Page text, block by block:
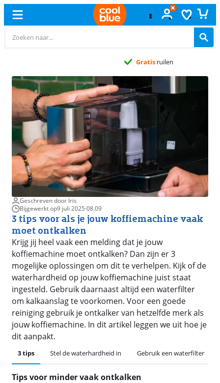
ruilen
Geschreven door Iris
Bijgewerkt op9 juli 2025·08.09
3 tips voor als je jouw koffiemachine vaak
moet ontkalken
Krijg jij heel vaak een melding dat je jouw
koffiemachine moet ontkalken? Dan zijn er 3
mogelijke oplossingen om dit te verhelpen. Kijk of de
waterhardheid op jouw koffiemachine juist staat
ingesteld. Gebruik daarnaast altijd een waterfilter
om kalkaanslag te voorkomen. Voor een goede
reiniging gebruik je ontkalker van hetzelfde merk als
jouw koffiemachine. In dit artikel leggen we uit hoe je
dit aanpakt.
3 tips Stel de waterhardheid in Gebruik een waterfilter
Tips voor minder vaak ontkalken